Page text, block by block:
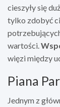
cieszyły się
tylko zdobyć
wartości.
więzi między
Piana
Jednym z